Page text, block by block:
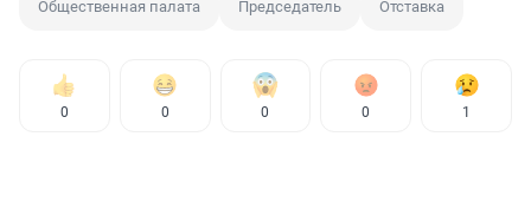
Общественная палата Председатель Отставка
0 0 0 0 1